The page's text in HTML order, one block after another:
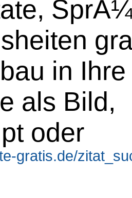
in Ihre
als Bild,
oder
gratis.de/